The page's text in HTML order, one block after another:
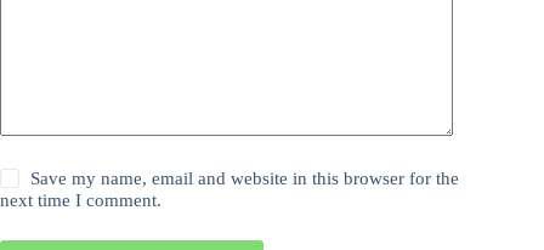
Save my name, email and website in this browser for the
next time I comment.